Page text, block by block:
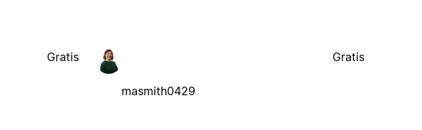
Gratis
masmith0429
Gratis